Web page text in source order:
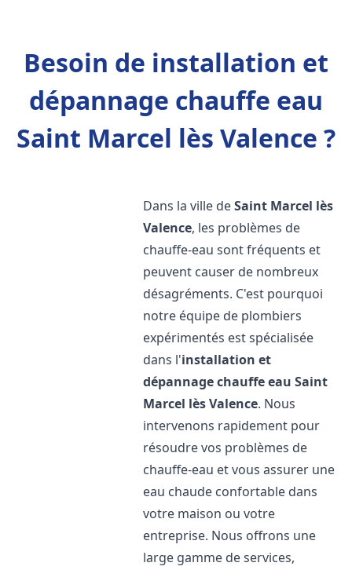
Besoin de installation et
dépannage chauffe eau
Saint Marcel lès Valence ?
Dans la ville deSaint Marcel lès
Valence, les problèmes de
chauffe-eau sont fréquents et
peuvent causer de nombreux
désagréments. C'est pourquoi
notre équipe de plombiers
expérimentés est spécialisée
dans l'installation et
dépannage chauffe eau Saint
Marcel lès Valence. Nous
intervenons rapidement pour
résoudre vos problèmes de
chauffe-eau et vous assurer une
eau chaude confortable dans
votre maison ou votre
entreprise. Nous offrons une
large gamme de services,